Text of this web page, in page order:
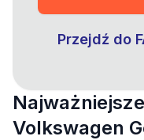
Przejdź do
Volkswagen